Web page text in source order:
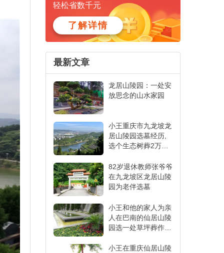
轻松省数千元
了解详情
最新文章
龙居山陵园：一处安
放思念的山水家园
小王重庆市九龙坡龙
居山陵园选墓经历,
选个生态树葬2万左
82岁退休教师张爷爷
在九龙坡区龙居山陵
园为老伴选墓
小王和他的家人为亲
人在巴南的仙居山陵
园选一处草坪葬作为
小王在重庆仙居山陵